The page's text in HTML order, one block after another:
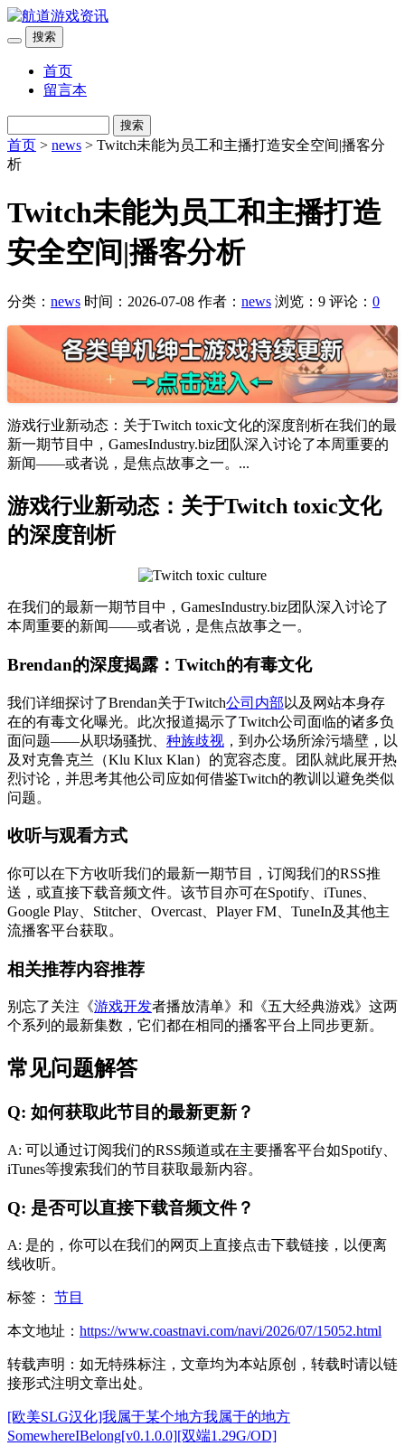
搜索
首页
留言本
搜索
首页 > news > Twitch未能为员工和主播打造安全空间|播客分
析
Twitch未能为员工和主播打造
安全空间|播客分析
分类： news 时间：2026-07-08 作者： news 浏览：9 评论： 0
游戏行业新动态：关于Twitch toxic文化的深度剖析在我们的最
新一期节目中，GamesIndustry.biz团队深入讨论了本周重要的
新闻——或者说，是焦点故事之一。...
游戏行业新动态：关于Twitch toxic文化
的深度剖析
在我们的最新一期节目中，GamesIndustry.biz团队深入讨论了
本周重要的新闻——或者说，是焦点故事之一。
Brendan的深度揭露：Twitch的有毒文化
我们详细探讨了Brendan关于Twitch公司内部 以及网站本身存
在的有毒文化曝光。此次报道揭示了Twitch公司面临的诸多负
面问题——从职场骚扰、 种族歧视 ，到办公场所涂污墙壁，以
及对克鲁克兰（Klu Klux Klan）的宽容态度。团队就此展开热
烈讨论，并思考其他公司应如何借鉴Twitch的教训以避免类似
问题。
收听与观看方式
你可以在下方收听我们的最新一期节目，订阅我们的RSS推
送，或直接下载音频文件。该节目亦可在Spotify、iTunes、
Google Play、Stitcher、Overcast、Player FM、TuneIn及其他主
流播客平台获取。
相关推荐内容推荐
别忘了关注《游戏开发者播放清单》和《五大经典游戏》这两
个系列的最新集数，它们都在相同的播客平台上同步更新。
常见问题解答
Q: 如何获取此节目的最新更新？
A: 可以通过订阅我们的RSS频道或在主要播客平台如Spotify、
iTunes等搜索我们的节目获取最新内容。
Q: 是否可以直接下载音频文件？
A: 是的，你可以在我们的网页上直接点击下载链接，以便离
线收听。
标签： 节目
本文地址： https://www.coastnavi.com/navi/2026/07/15052.html
转载声明： 如无特殊标注，文章均为本站原创，转载时请以链
接形式注明文章出处。
[欧美SLG汉化]我属于某个地方我属于的地方
SomewhereIBelong[v0.1.0.0][双端1.29G/OD]